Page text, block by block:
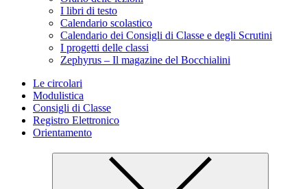
I libri di testo
Calendario scolastico
Calendario dei Consigli di Classe e degli Scrutini
I progetti delle classi
Zephyrus – Il magazine del Bocchialini
Le circolari
Modulistica
Consigli di Classe
Registro Elettronico
Orientamento